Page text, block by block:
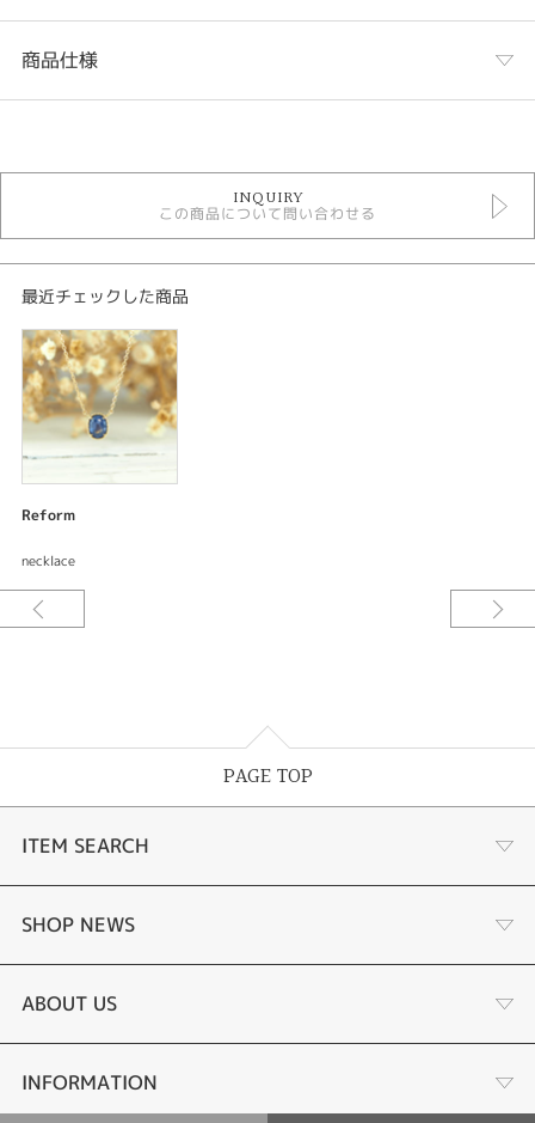
商品仕様
デジタルジュエリーリフォーム
ネックレス
素材：K18イエローゴールド
サイズ：縦6.5mm 横5mm
加工：鏡面仕上げ ミルグレン
宝石：ブルーサファイア ダイアモンド
ご要望をお伺いしながらデザインしてサンプル〈レジン〉を試着できる。何
度でも修正出来て試着できるので出来上がりの満足度が違う。安心してオー
がずいぶん前に購入された指輪ですが、いまでは使っておらずそのサファイ
アリングをリフォームしてお嬢様が使いたいということでおふたりでご来店
いただきました。店内にあるサンプルをもとにデザインされたネックレスは
合ってました。素敵なジュエリーリフォームありがとうございます。[筑紫
野市]
INQUIRY
この商品について問い合わせる
最近チェックした商品
Reform
necklace
PAGE TOP
ITEM SEARCH
婚約指輪
手作り婚約指輪
結婚指輪
SHOP NEWS
デジタルジュエリー®とは
LINEdeオーダーメイドとは
ABOUT US
会社概要
INFORMATION